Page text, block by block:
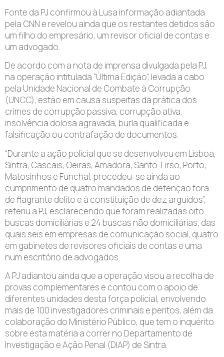
Fonte da PJ confirmou à Lusa informação adiantada
pela CNN e revelou ainda que os restantes detidos são
um filho do empresário, um revisor oficial de contas e
um advogado.
De acordo com a nota de imprensa divulgada pela PJ,
na operação intitulada “Última Edição”, levada a cabo
pela Unidade Nacional de Combate à Corrupção
(UNCC), estão em causa suspeitas da prática dos
crimes de corrupção passiva, corrupção ativa,
insolvência dolosa agravada, burla qualificada e
falsificação ou contrafação de documentos.
“Durante a ação policial que se desenvolveu em Lisboa,
Sintra, Cascais, Oeiras, Amadora, Santo Tirso, Porto,
Matosinhos e Funchal, procedeu-se ainda ao
cumprimento de quatro mandados de detenção fora
de flagrante delito e à constituição de dez arguidos”,
referiu a PJ, esclarecendo que foram realizadas oito
buscas domiciliárias e 24 buscas não domiciliárias, das
quais seis em empresas de comunicação social, quatro
em gabinetes de revisores oficiais de contas e uma
num escritório de advogados.
A PJ adiantou ainda que a operação visou a recolha de
provas complementares e contou com o apoio de
diferentes unidades desta força policial, envolvendo
mais de 100 investigadores criminais e peritos, além da
colaboração do Ministério Público, que tem o inquérito
sobre esta matéria a correr no Departamento de
Investigação e Ação Penal (DIAP) de Sintra.